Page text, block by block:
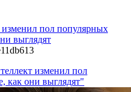
пол популярных
выглядят
изменил пол
как они выглядят"